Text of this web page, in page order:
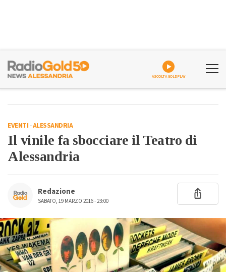
ASCOLTA GOLDPLAY
EVENTI-ALESSANDRIA
Il vinile fa sbocciare il Teatro di
Alessandria
Redazione
SABATO, 19 MARZO 2016 - 23:00